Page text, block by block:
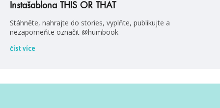
Instašablona THIS OR THAT
Stáhněte, nahrajte do stories, vyplňte, publikujte a
nezapomeňte označit @humbook
číst více